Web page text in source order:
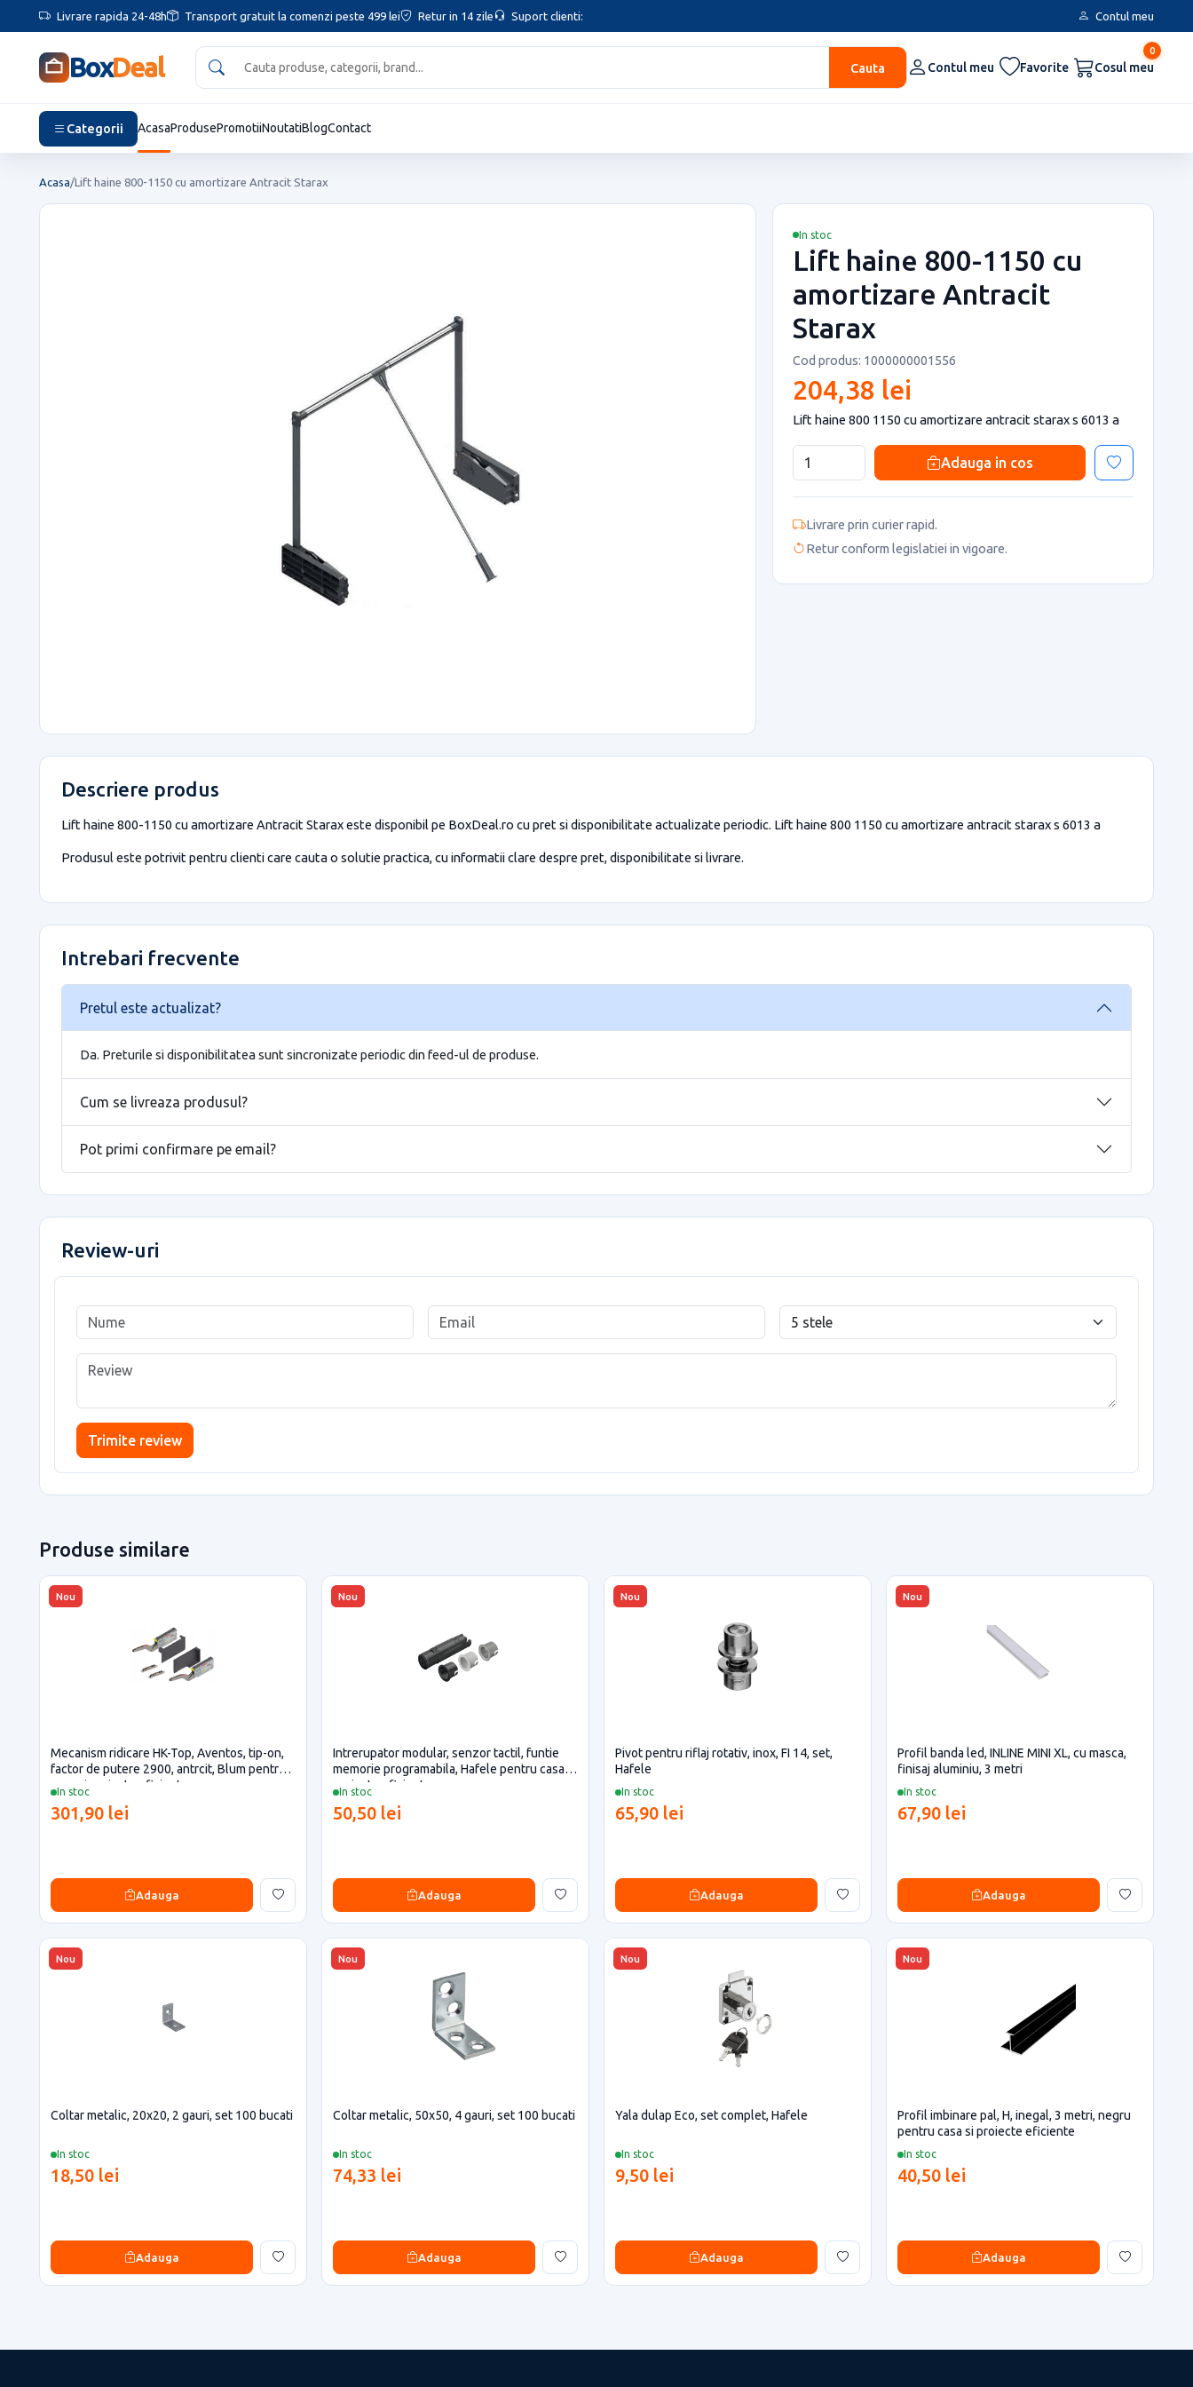
Livrare rapida 24-48h Transport gratuit la comenzi peste 499 lei Retur in 14 zile Suport clienti: Contul meu
BoxDeal Cauta Contul meu Favorite
0
Cosul meu
Categorii AcasaProdusePromotiiNoutatiBlogContact
Acasa/Lift haine 800-1150 cu amortizare Antracit Starax
In stoc
Lift haine 800-1150 cu
amortizare Antracit
Starax
Cod produs: 1000000001556
204,38 lei
Lift haine 800 1150 cu amortizare antracit starax s 6013 a
Adauga in cos
Livrare prin curier rapid.
Retur conform legislatiei in vigoare.
Descriere produs
Lift haine 800-1150 cu amortizare Antracit Starax este disponibil pe BoxDeal.ro cu pret si disponibilitate actualizate periodic. Lift haine 800 1150 cu amortizare antracit starax s 6013 a
Produsul este potrivit pentru clienti care cauta o solutie practica, cu informatii clare despre pret, disponibilitate si livrare.
Intrebari frecvente
Pretul este actualizat?
Da. Preturile si disponibilitatea sunt sincronizate periodic din feed-ul de produse.
Cum se livreaza produsul?
Pot primi confirmare pe email?
Review-uri
Trimite review
Produse similare
Nou
In stoc
Mecanism ridicare HK-Top, Aventos, tip-on,
factor de putere 2900, antrcit, Blum pentru
casa si proiecte eficiente
301,90 lei
Adauga
Nou
In stoc
Intrerupator modular, senzor tactil, funtie
memorie programabila, Hafele pentru casa si
proiecte eficiente
50,50 lei
Adauga
Nou
In stoc
Pivot pentru riflaj rotativ, inox, FI 14, set,
Hafele
65,90 lei
Adauga
Nou
In stoc
Profil banda led, INLINE MINI XL, cu masca,
finisaj aluminiu, 3 metri
67,90 lei
Adauga
Nou
In stoc
Coltar metalic, 20x20, 2 gauri, set 100 bucati
18,50 lei
Adauga
Nou
In stoc
Coltar metalic, 50x50, 4 gauri, set 100 bucati
74,33 lei
Adauga
Nou
In stoc
Yala dulap Eco, set complet, Hafele
9,50 lei
Adauga
Nou
In stoc
Profil imbinare pal, H, inegal, 3 metri, negru
pentru casa si proiecte eficiente
40,50 lei
Adauga